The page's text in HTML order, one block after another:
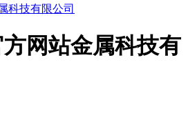
网站金属科技有